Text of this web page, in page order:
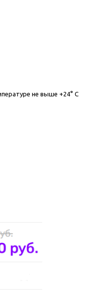
не выше +24° С